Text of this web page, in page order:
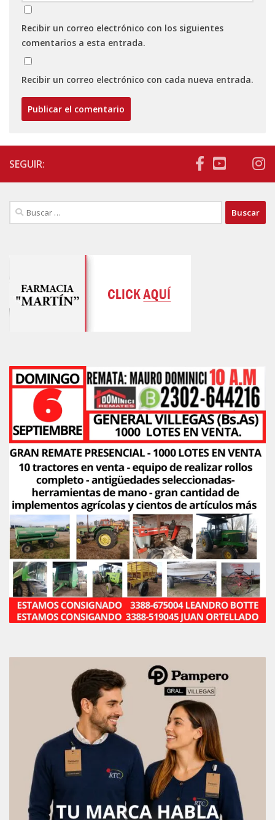
Recibir un correo electrónico con los siguientes
comentarios a esta entrada.
Recibir un correo electrónico con cada nueva entrada.
SEGUIR:
Buscar: